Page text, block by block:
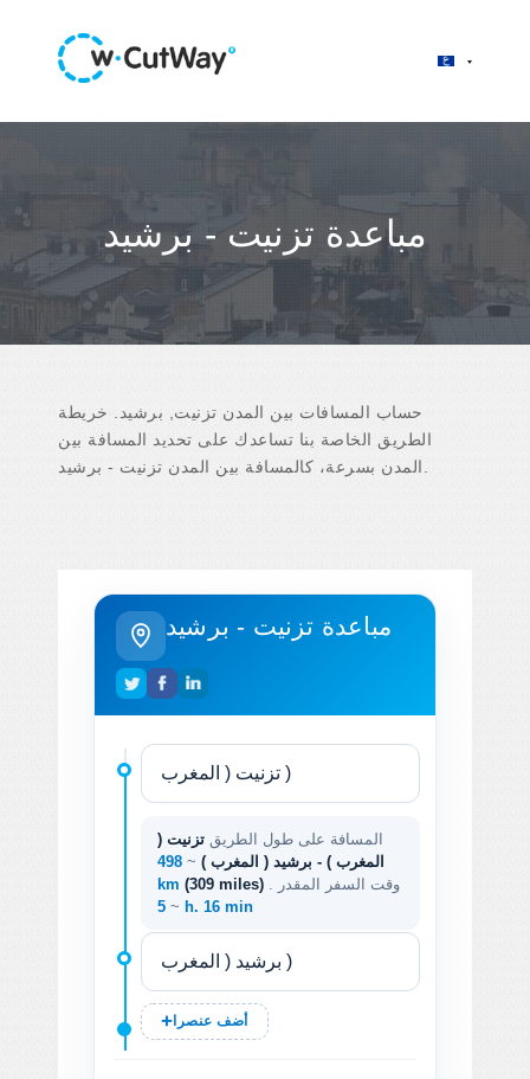
مباعدة تزنيت - برشيد
حساب المسافات بين المدن تزنيت, برشيد. خريطة
الطريق الخاصة بنا تساعدك على تحديد المسافة بين
مباعدة تزنيت - برشيد
المسافة على طول الطريق تزنيت (
المغرب ) - برشيد ( المغرب ) ~
498
km (309 miles)
~ 5 h. 16 min
أضف عنصرا